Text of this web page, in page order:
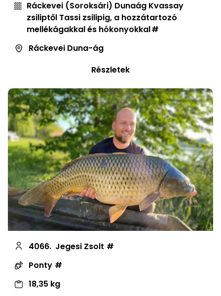
Ráckevei (Soroksári) Dunaág Kvassay
zsiliptől Tassi zsilipig, a hozzátartozó
mellékágakkal és hókonyokkal
Ráckevei Duna-ág
Részletek
4066. Jegesi Zsolt
Ponty
18,35 kg